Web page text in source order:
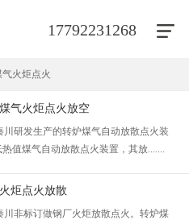
17792231268
火炬点火
气火炬点火放空
川研发生产的转炉煤气自动放散点火装
值煤气自动放散点火装置，其放.......
炬点火放散
川非标订做钢厂火炬放散点火。转炉煤